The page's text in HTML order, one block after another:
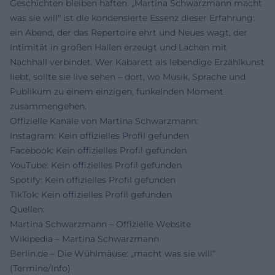
Geschichten bleiben haften. „Martina Schwarzmann macht
was sie will“ ist die kondensierte Essenz dieser Erfahrung:
ein Abend, der das Repertoire ehrt und Neues wagt, der
Intimität in großen Hallen erzeugt und Lachen mit
Nachhall verbindet. Wer Kabarett als lebendige Erzählkunst
liebt, sollte sie live sehen – dort, wo Musik, Sprache und
Publikum zu einem einzigen, funkelnden Moment
zusammengehen.
Offizielle Kanäle von Martina Schwarzmann:
Instagram: Kein offizielles Profil gefunden
Facebook: Kein offizielles Profil gefunden
YouTube: Kein offizielles Profil gefunden
Spotify: Kein offizielles Profil gefunden
TikTok: Kein offizielles Profil gefunden
Quellen:
Martina Schwarzmann – Offizielle Website
Wikipedia – Martina Schwarzmann
Berlin.de – Die Wühlmäuse: „macht was sie will“
(Termine/Info)